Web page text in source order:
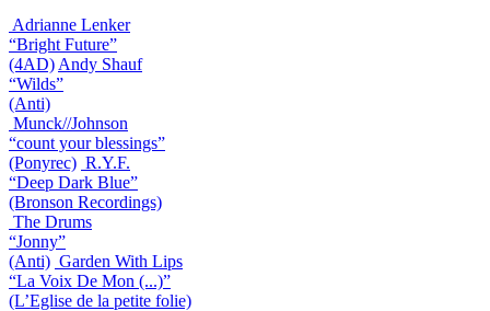
Adrianne Lenker
“Bright Future”
(4AD) Andy Shauf
“Wilds”
(Anti)
Munck//Johnson
“count your blessings”
(Ponyrec) R.Y.F.
“Deep Dark Blue”
(Bronson Recordings)
The Drums
“Jonny”
(Anti) Garden With Lips
“La Voix De Mon (...)”
(L’Eglise de la petite folie)